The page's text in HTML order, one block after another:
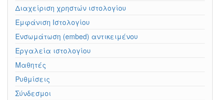
Διαχείριση χρηστών ιστολογίου
Εμφάνιση Ιστολογίου
Ενσωμάτωση (embed) αντικειμένου
Εργαλεία ιστολογίου
Μαθητές
Ρυθμίσεις
Σύνδεσμοι